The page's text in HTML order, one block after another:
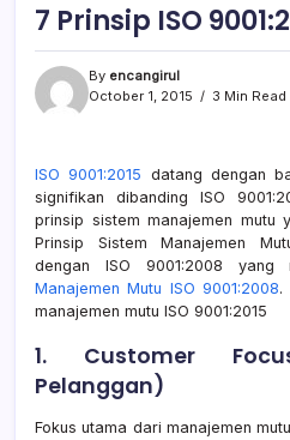
7 Prinsip ISO
By encangirul
October 1, 2015
3 Min Read
ISO 9001:2015 datang dengan
signifikan dibanding ISO
prinsip sistem manajemen mutu
Prinsip Sistem Manajemen
dengan ISO 9001:2008
Manajemen Mutu ISO 9001:2008.
manajemen mutu ISO 9001:2015
1. Customer
Pelanggan)
Fokus utama dari manajemen